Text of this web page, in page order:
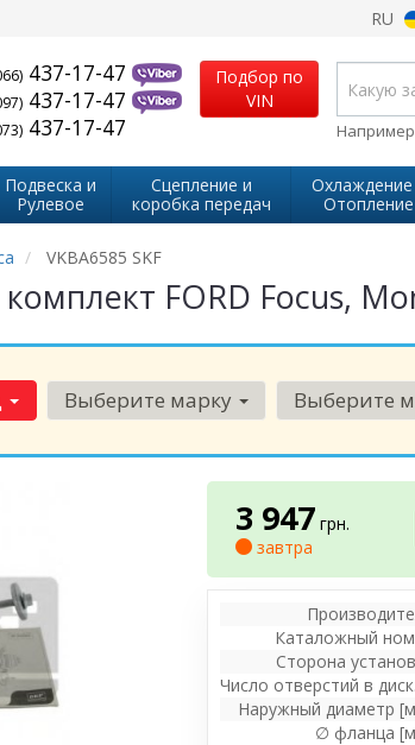
RU
437-17-47
437-17-47
437-17-47
Подбор по
VIN
Подвеска и
Рулевое
Сцепление и
коробка передач
Охлаждение
Отопление
VKBA6585 SKF
FORD Focus,
Выберите марку Выберите
3 947 грн.
завтра
Каталожный
Сторона
Наружный диаметр
∅ фланца